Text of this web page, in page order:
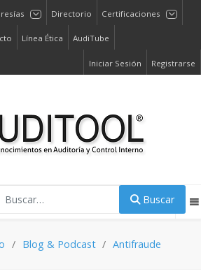
Directorio Certificaciones
Línea Ética AudiTube
Iniciar Sesión Registrarse
Buscar
Blog & Podcast Antifraude